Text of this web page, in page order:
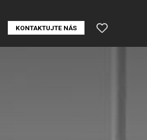
KONTAKTUJTE NÁS